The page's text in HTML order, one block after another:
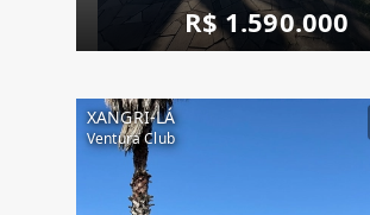
R$ 1.590.000
XANGRI-LÁ
Ventura Club